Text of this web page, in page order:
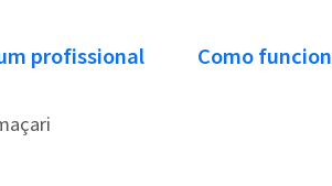
profissional Como